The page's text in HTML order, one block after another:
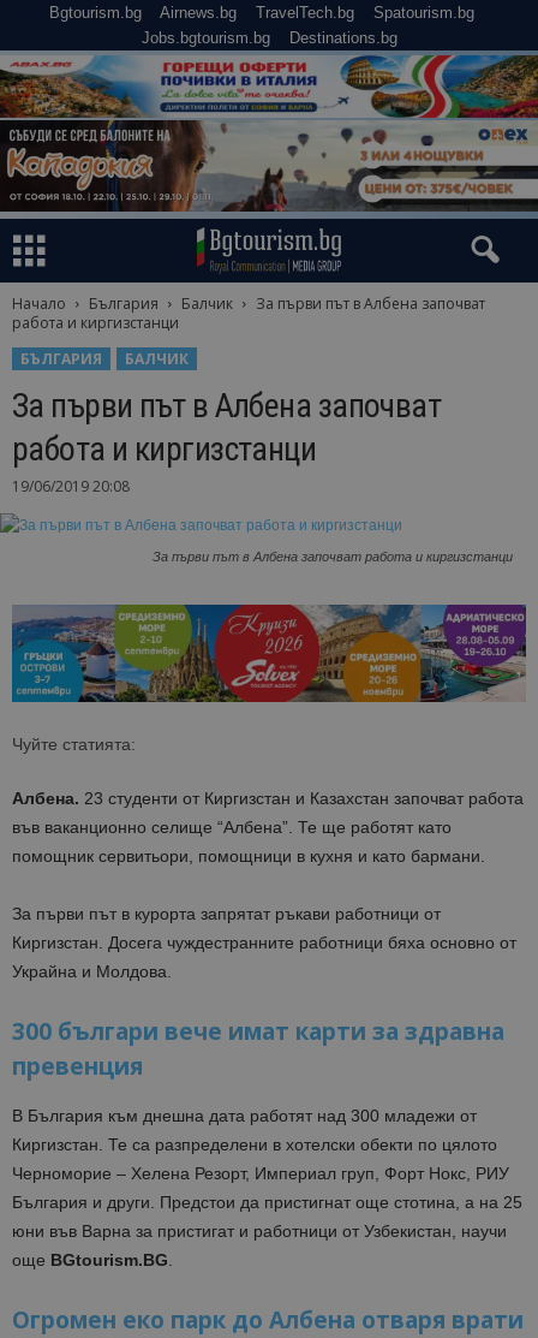
Bgtourism.bg Airnews.bg TravelTech.bg
Spatourism.bg
Jobs.bgtourism.bg
Destinations.bg
Начало България Балчик
За първи път в Албена започват
работа и киргизстанци
БЪЛГАРИЯ
БАЛЧИК
За първи път в Албена започват
работа и киргизстанци
19/06/2019 20:08
За първи път в Албена започват работа и киргизстанци
Чуйте статията:
Албена. 23 студенти от Киргизстан и Казахстан започват работа
във ваканционно селище “Албена”. Те ще работят като
помощник сервитьори, помощници в кухня и като бармани.
За първи път в курорта запрятат ръкави работници от
Киргизстан. Досега чуждестранните работници бяха основно от
Украйна и Молдова.
300 българи вече имат карти за здравна
превенция
В България към днешна дата работят над 300 младежи от
Киргизстан. Те са разпределени в хотелски обекти по цялото
Черноморие – Хелена Резорт, Империал груп, Форт Нокс, РИУ
България и други. Предстои да пристигнат още стотина, а на 25
юни във Варна за пристигат и работници от Узбекистан, научи
още BGtourism.BG.
Огромен еко парк до Албена отваря врати